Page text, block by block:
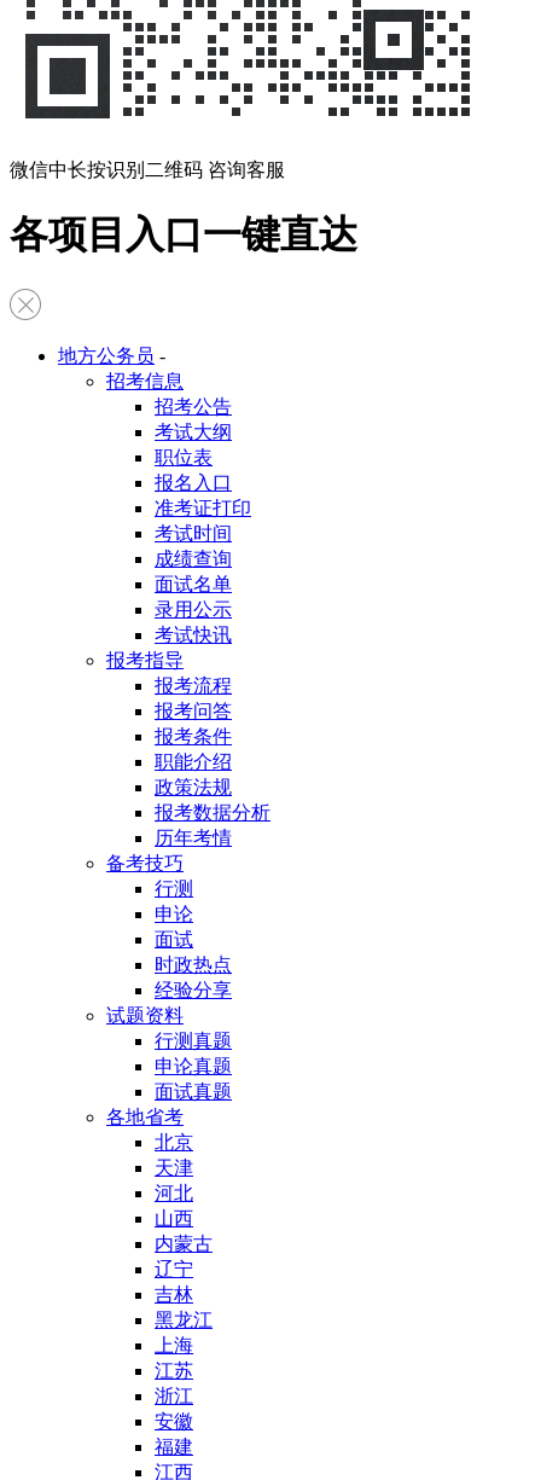
微信中长按识别二维码 咨询客服
各项目入口一键直达
地方公务员 -
招考信息
招考公告
考试大纲
职位表
报名入口
准考证打印
考试时间
成绩查询
面试名单
录用公示
考试快讯
报考指导
报考流程
报考问答
报考条件
职能介绍
政策法规
报考数据分析
历年考情
备考技巧
行测
申论
面试
时政热点
经验分享
试题资料
行测真题
申论真题
面试真题
各地省考
北京
天津
河北
山西
内蒙古
辽宁
吉林
黑龙江
上海
江苏
浙江
安徽
福建
江西